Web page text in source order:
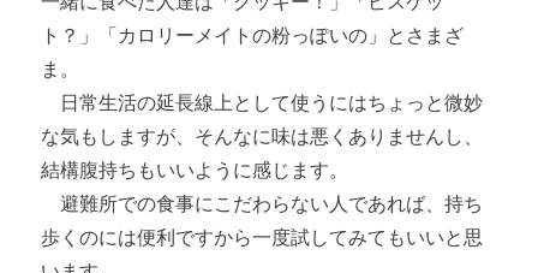
ト？」「カロリーメイトの粉っぽいの」とさまざ
ま。
日常生活の延長線上として使うにはちょっと微妙
な気もしますが、そんなに味は悪くありませんし、
結構腹持ちもいいように感じます。
避難所での食事にこだわらない人であれば、持ち
歩くのには便利ですから一度試してみてもいいと思